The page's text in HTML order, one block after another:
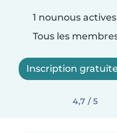
1 nounous
Tous les
Inscription gratuite
4,7 / 5